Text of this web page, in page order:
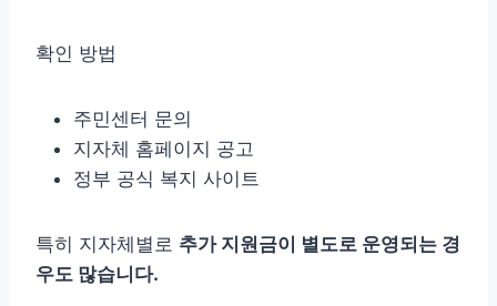
확인 방법
주민센터 문의
지자체 홈페이지 공고
정부 공식 복지 사이트
특히 지자체별로 추가 지원금이 별도로 운영되는 경
우도 많습니다.